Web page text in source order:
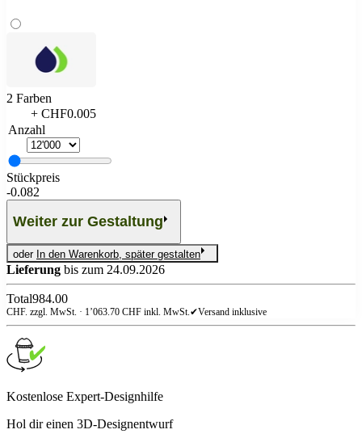
2 Farben
+ CHF0.005
Anzahl
Stückpreis
-0.082
Weiter zur Gestaltung
oder In den Warenkorb, später gestalten
Lieferung bis zum 24.09.2026
Total984.00
CHF. zzgl. MwSt. · 1’063.70 CHF inkl. MwSt.✔Versand inklusive
Kostenlose Expert-Designhilfe
Hol dir einen 3D-Designentwurf